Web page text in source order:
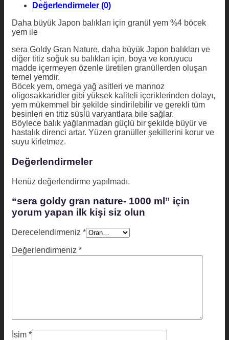
Değerlendirmeler (0)
Daha büyük Japon balıkları için granül yem %4 böcek
yem ile
sera Goldy Gran Nature, daha büyük Japon balıkları ve
diğer titiz soğuk su balıkları için, boya ve koruyucu
madde içermeyen özenle üretilen granüllerden oluşan
temel yemdir.
Böcek yem, omega yağ asitleri ve mannoz
oligosakkaridler gibi yüksek kaliteli içeriklerinden dolayı,
yem mükemmel bir şekilde sindirilebilir ve gerekli tüm
besinleri en titiz süslü varyantlara bile sağlar.
Böylece balık yağlanmadan güçlü bir şekilde büyür ve
hastalık direnci artar. Yüzen granüller şekillerini korur ve
suyu kirletmez.
Değerlendirmeler
Henüz değerlendirme yapılmadı.
“sera goldy gran nature- 1000 ml” için
yorum yapan ilk kişi siz olun
Derecelendirmeniz *
Değerlendirmeniz *
İsim *